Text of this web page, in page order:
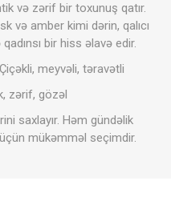
və zərif bir toxunuş qatır.
və amber kimi dərin, qalıcı
bir hiss əlavə edir.
meyvəli, təravətli
zərif, gözəl
saxlayır. Həm gündəlik
mükəmməl seçimdir.